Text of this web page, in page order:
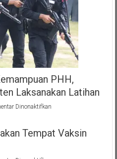
PHH,
Laksanakan Latihan
Dinonaktifkanpada
Kemampuan
Tempat Vaksin